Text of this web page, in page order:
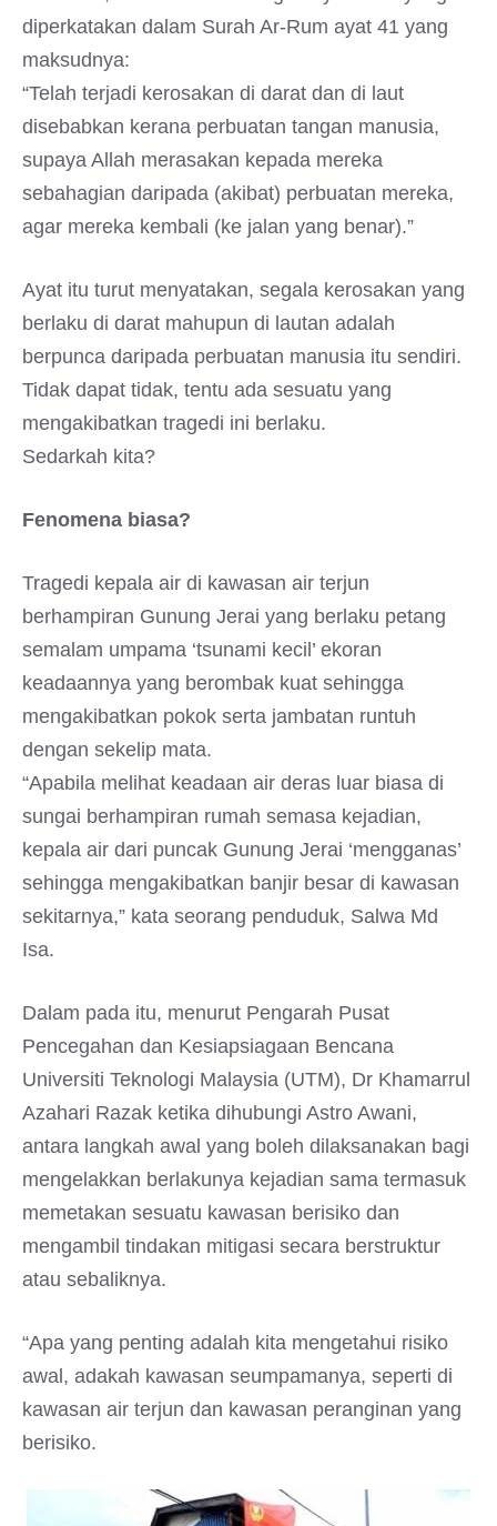
diperkatakan dalam Surah Ar-Rum ayat 41 yang
maksudnya:
“Telah terjadi kerosakan di darat dan di laut
disebabkan kerana perbuatan tangan manusia,
supaya Allah merasakan kepada mereka
sebahagian daripada (akibat) perbuatan mereka,
agar mereka kembali (ke jalan yang benar).”
Ayat itu turut menyatakan, segala kerosakan yang
berlaku di darat mahupun di lautan adalah
berpunca daripada perbuatan manusia itu sendiri.
Tidak dapat tidak, tentu ada sesuatu yang
mengakibatkan tragedi ini berlaku.
Sedarkah kita?
Fenomena biasa?
Tragedi kepala air di kawasan air terjun
berhampiran Gunung Jerai yang berlaku petang
semalam umpama ‘tsunami kecil’ ekoran
keadaannya yang berombak kuat sehingga
mengakibatkan pokok serta jambatan runtuh
dengan sekelip mata.
“Apabila melihat keadaan air deras luar biasa di
sungai berhampiran rumah semasa kejadian,
kepala air dari puncak Gunung Jerai ‘mengganas’
sehingga mengakibatkan banjir besar di kawasan
sekitarnya,” kata seorang penduduk, Salwa Md
Isa.
Dalam pada itu, menurut Pengarah Pusat
Pencegahan dan Kesiapsiagaan Bencana
Universiti Teknologi Malaysia (UTM), Dr Khamarrul
Azahari Razak ketika dihubungi Astro Awani,
antara langkah awal yang boleh dilaksanakan bagi
mengelakkan berlakunya kejadian sama termasuk
memetakan sesuatu kawasan berisiko dan
mengambil tindakan mitigasi secara berstruktur
atau sebaliknya.
“Apa yang penting adalah kita mengetahui risiko
awal, adakah kawasan seumpamanya, seperti di
kawasan air terjun dan kawasan peranginan yang
berisiko.